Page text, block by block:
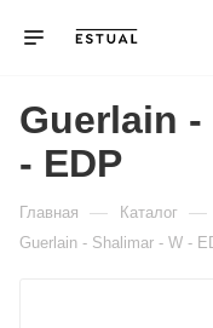
Guerlain -
- EDP
Главная — Каталог —
Guerlain - Shalimar - W -